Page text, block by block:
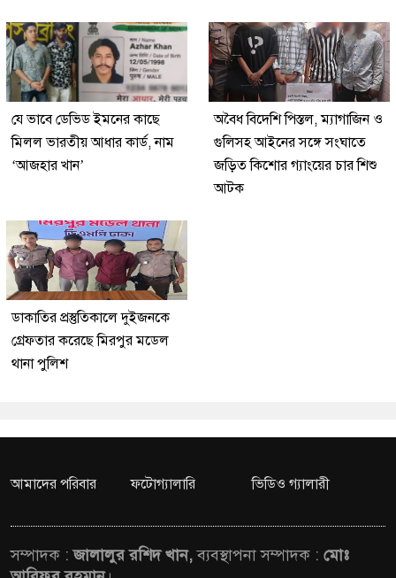
যে ভাবে ডেভিড ইমনের কাছে
মিলল ভারতীয় আধার কার্ড, নাম
‘আজহার খান’
অবৈধ বিদেশি পিস্তল, ম্যাগাজিন ও
গুলিসহ আইনের সঙ্গে সংঘাতে
জড়িত কিশোর গ্যাংয়ের চার শিশু
আটক
ডাকাতির প্রস্তুতিকালে দুইজনকে
গ্রেফতার করেছে মিরপুর মডেল
থানা পুলিশ
আমাদের পরিবার ফটোগ্যালারি ভিডিও গ্যালারী
সম্পাদক :জালালুর রশিদ খান,ব্যবস্থাপনা সম্পাদক : মোঃ